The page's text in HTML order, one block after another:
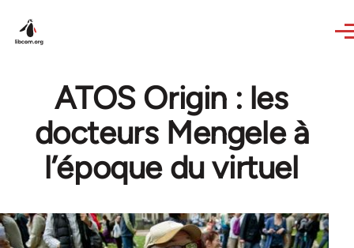
ATOS Origin : les
docteurs Mengele à
l’époque du virtuel